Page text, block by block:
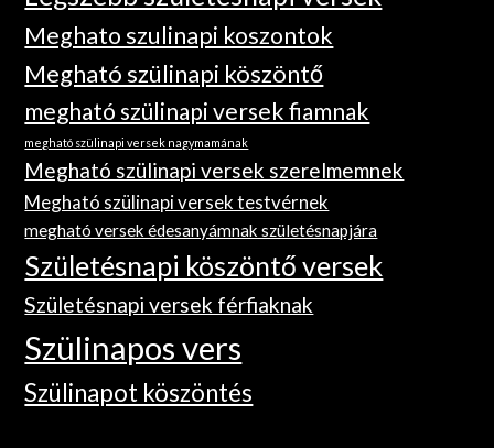
Meghato szulinapi koszontok
Megható szülinapi köszöntő
megható szülinapi versek fiamnak
megható szülinapi versek nagymamának
Megható szülinapi versek szerelmemnek
Megható szülinapi versek testvérnek
megható versek édesanyámnak születésnapjára
Születésnapi köszöntő versek
Születésnapi versek férfiaknak
Szülinapos vers
Szülinapot köszöntés